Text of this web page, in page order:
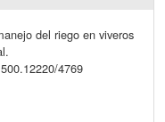
del riego en viveros
4769